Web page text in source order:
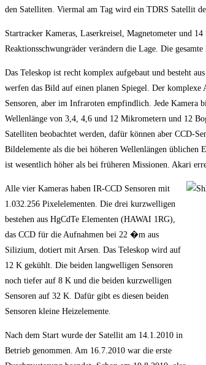
den Satelliten. Viermal am Tag wird ein TDRS Satellit
Startracker Kameras, Laserkreisel, Magnetometer und
Reaktionsschwungräder verändern die Lage. Die
Das Teleskop ist recht komplex aufgebaut und besteht
werfen das Bild auf einen planen Spiegel. Der
Sensoren, aber im Infraroten empfindlich. Jede Kamera
Wellenlänge von 3,4, 4,6 und 12 Mikrometern und 12
Satelliten beobachtet werden, dafür können aber CCD-
Bildelemente als die bei höheren Wellenlängen üblichen
ist wesentlich höher als bei früheren Missionen. Akari
Alle vier Kameras haben IR-CCD Sensoren mit
1.032.256 Pixelelementen. Die drei kurzwelligen
bestehen aus HgCdTe Elementen (HAWAI 1RG),
das CCD für die Aufnahmen bei 22 �m aus
Silizium, dotiert mit Arsen. Das Teleskop wird auf
12 K gekühlt. Die beiden langwelligen Sensoren
noch tiefer auf 8 K und die beiden kurzwelligen
Sensoren auf 32 K. Dafür gibt es diesen beiden
Sensoren kleine Heizelemente.
Nach dem Start wurde der Satellit am 14.1.2010 in
Betrieb genommen. Am 16.7.2010 war die erste